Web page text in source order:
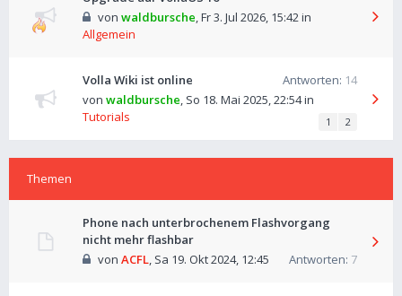
von waldbursche,Fr 3. Jul 2026, 15:42in
Allgemein
Volla Wiki ist online Antworten: 14
von waldbursche, So 18. Mai 2025, 22:54in
Tutorials
1 2
Themen
Phone nach unterbrochenem Flashvorgang
nicht mehr flashbar
Antworten: 7
von ACFL, Sa 19. Okt 2024, 12:45